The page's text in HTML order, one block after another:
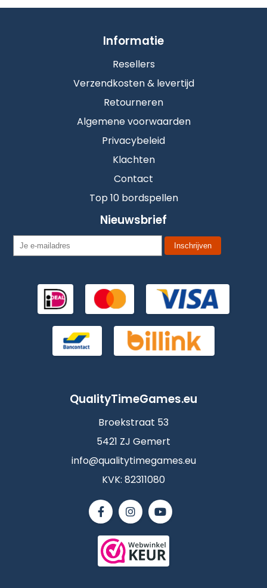
Informatie
Resellers
Verzendkosten & levertijd
Retourneren
Algemene voorwaarden
Privacybeleid
Klachten
Contact
Top 10 bordspellen
Nieuwsbrief
Inschrijven
QualityTimeGames.eu
Broekstraat 53
5421 ZJ Gemert
info@qualitytimegames.eu
KVK: 82311080